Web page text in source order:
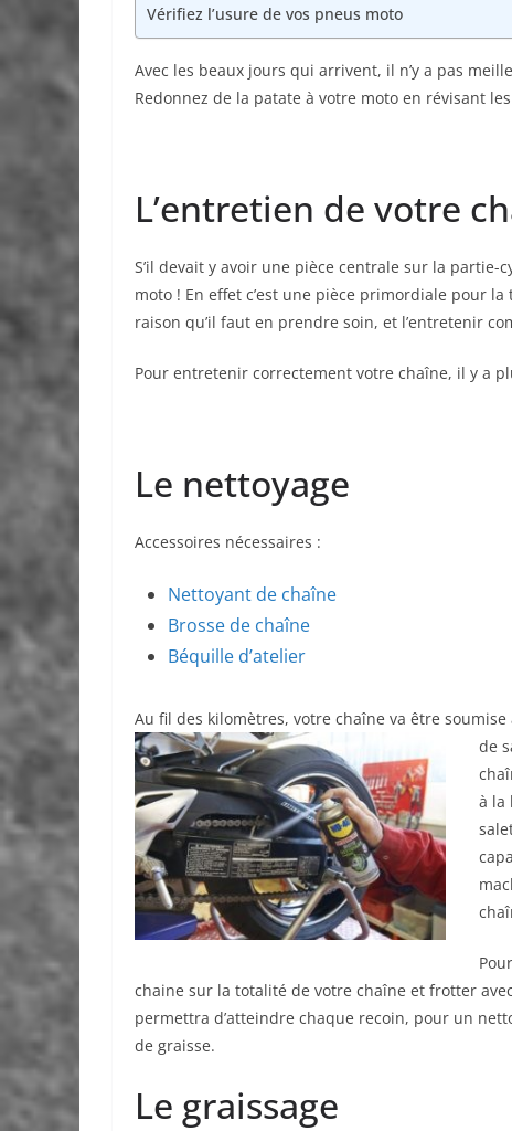
Vérifiez l’usure de vos pneus moto
Avec les beaux jours qui arrivent, il n’y a pas
Redonnez de la patate à votre moto en révisant
L’entretien de votre
S’il devait y avoir une pièce centrale sur la partie-
moto ! En effet c’est une pièce primordiale pour
raison qu’il faut en prendre soin, et l’entretenir
Pour entretenir correctement votre chaîne, il y a
Le nettoyage
Accessoires nécessaires :
Nettoyant de chaîne
Brosse de chaîne
Béquille d’atelier
Au fil des kilomètres, votre chaîne va être
de
à la
chaine sur la totalité de votre chaîne et frotter
permettra d’atteindre chaque recoin, pour un
de graisse.
Le graissage